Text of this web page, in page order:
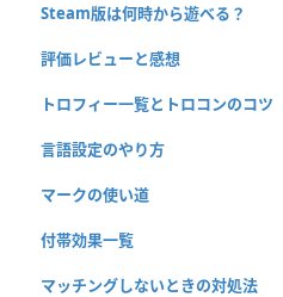
Steam版は何時から遊べる？
評価レビューと感想
トロフィー一覧とトロコンのコツ
言語設定のやり方
マークの使い道
付帯効果一覧
マッチングしないときの対処法